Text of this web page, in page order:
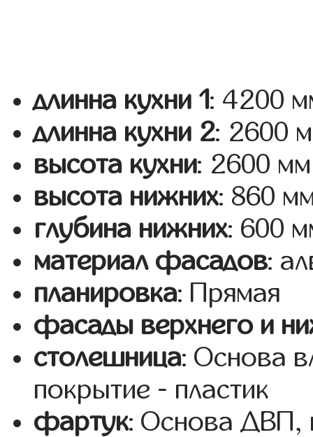
длинна кухни 1: 4200
длинна кухни 2: 2600
высота кухни: 2600 мм
высота нижних: 860
глубина нижних: 600
материал фасадов:
планировка: Прямая
фасады верхнего и
столешница: Основа
покрытие - пластик
фартук: Основа ДВП,